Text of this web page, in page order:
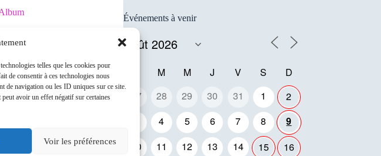
telles que les cookies pour
de consentir à ces technologies nous
de navigation ou les ID uniques sur ce site.
avoir un effet négatif sur certaines
Voir les préférences
Événements à venir
M M J V S
D
27
28 29 30 31 1
2
4 5 6 7 8
9
10
11 12 13 14 15
16